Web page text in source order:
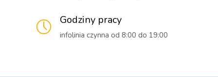
Godziny pracy
infolinia czynna od 8:00 do 19:00